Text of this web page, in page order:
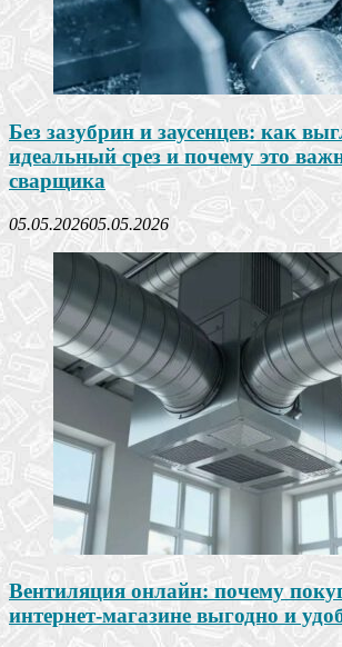
Без зазубрин и заусенцев: как
идеальный срез и почему это
сварщика
05.05.202605.05.2026
Вентиляция онлайн: почему
интернет-магазине выгодно и